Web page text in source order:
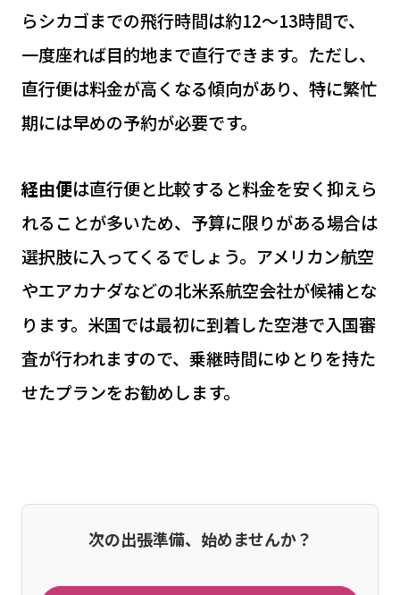
らシカゴまでの飛行時間は約12〜13時間で、
一度座れば目的地まで直行できます。ただし、
直行便は料金が高くなる傾向があり、特に繁忙
期には早めの予約が必要です。
経由便は直行便と比較すると料金を安く抑えら
れることが多いため、予算に限りがある場合は
選択肢に入ってくるでしょう。アメリカン航空
やエアカナダなどの北米系航空会社が候補とな
ります。米国では最初に到着した空港で入国審
査が行われますので、乗継時間にゆとりを持た
せたプランをお勧めします。
次の出張準備、始めませんか？